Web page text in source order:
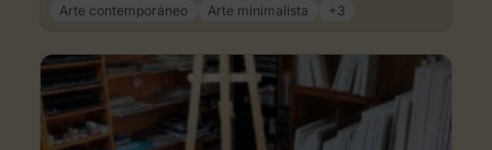
Arte contemporáneo Arte minimalista +3